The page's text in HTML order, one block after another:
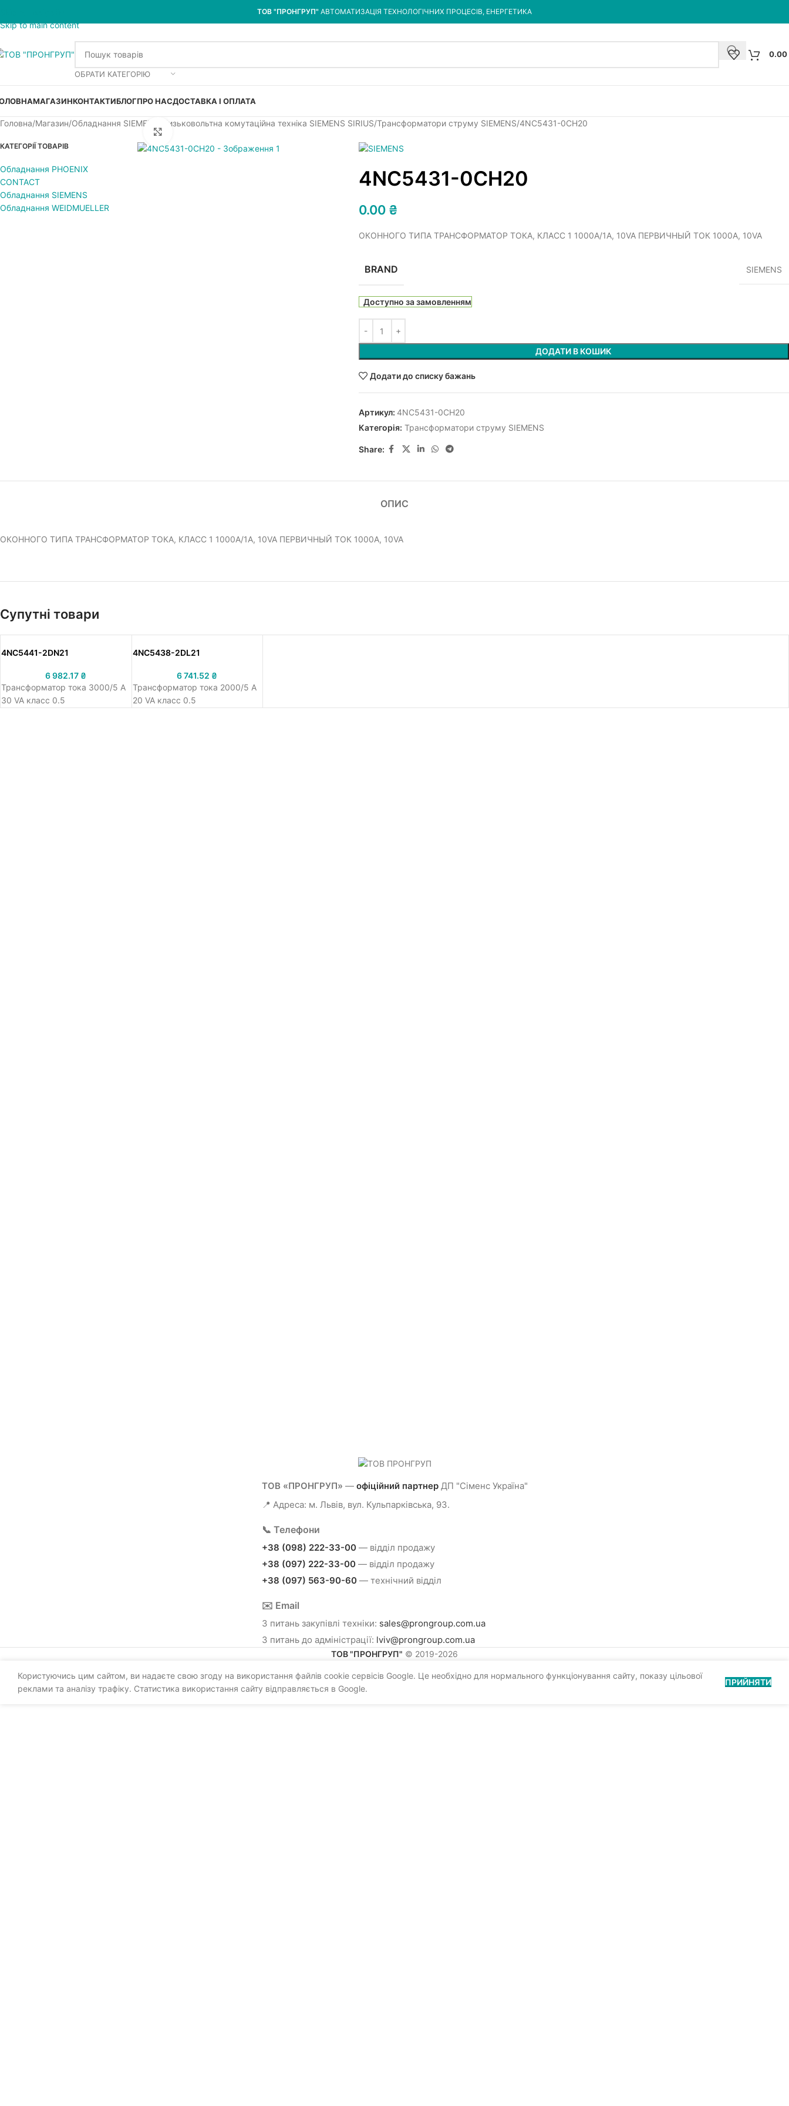
Skip to main content
ТОВ "ПРОНГРУП" АВТОМАТИЗАЦІЯ ТЕХНОЛОГІЧНИХ ПРОЦЕСІВ, ЕНЕРГЕТИКА
ОБРАТИ КАТЕГОРІЮ
0.00
МАГАЗИНКОНТАКТИБЛОГПРО НАСДОСТАВКА І ОПЛАТА
Головна Магазин Обладнання SIEMENS Низьковольтна комутаційна техніка SIEMENS SIRIUS Трансформатори струму SIEMENS 4NC5431-0CH20
КАТЕГОРІЇ ТОВАРІВ
Обладнання PHOENIX
CONTACT
Обладнання SIEMENS
Обладнання WEIDMUELLER
4NC5431-0CH20
0.00 ₴
ОКОННОГО ТИПА ТРАНСФОРМАТОР ТОКА, КЛАСС 1 1000A/1A, 10VA ПЕРВИЧНЫЙ ТОК 1000A, 10VA
BRAND SIEMENS
Доступно за замовленням
ДОДАТИ В КОШИК
Додати до списку бажань
Артикул: 4NC5431-0CH20
Категорія: Трансформатори струму SIEMENS
Share:
ОПИС
ОКОННОГО ТИПА ТРАНСФОРМАТОР ТОКА, КЛАСС 1 1000A/1A, 10VA ПЕРВИЧНЫЙ ТОК 1000A, 10VA
Супутні товари
4NC5441-2DN21
6 982.17 ₴
Трансформатор тока 3000/5 A
30 VA класс 0.5
4NC5438-2DL21
6 741.52 ₴
Трансформатор тока 2000/5 A
20 VA класс 0.5
ТОВ «ПРОНГРУП» — офіційний партнерДП "Сіменс Україна"
📍 Адреса: м. Львів, вул. Кульпарківська, 93.
📞 Телефони
+38 (098) 222-33-00— відділ продажу
+38 (097) 222-33-00— відділ продажу
+38 (097) 563-90-60— технічний відділ
✉️ Email
З питань закупівлі техніки: sales@prongroup.com.ua
З питань до адміністрації: lviv@prongroup.com.ua
ТОВ "ПРОНГРУП" © 2019-2026
Користуючись цим сайтом, ви надаєте свою згоду на використання файлів cookie сервісів Google. Це необхідно для нормального функціонування сайту, показу цільової
реклами та аналізу трафіку. Статистика використання сайту відправляється в Google.
ПРИЙНЯТИ